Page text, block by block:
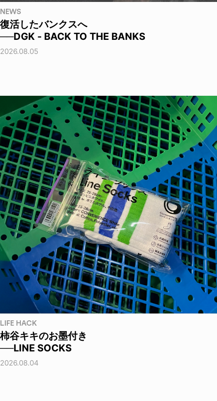
NEWS
復活したバンクスへ
──DGK - BACK TO THE BANKS
2026.08.05
LIFE HACK
柿谷キキのお墨付き
──LINE SOCKS
2026.08.04